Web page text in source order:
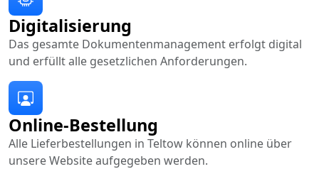
Online-Bestellung
Alle Lieferbestellungen in Teltow können online über
unsere Website aufgegeben werden.
Digitalisierung
Das gesamte Dokumentenmanagement erfolgt digital
und erfüllt alle gesetzlichen Anforderungen.